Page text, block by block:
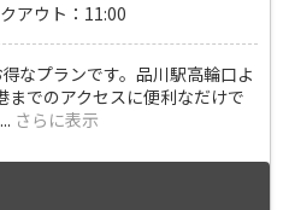
アウト：11:00
なプランです。品川駅高輪口よ
までのアクセスに便利なだけで
... さらに表示